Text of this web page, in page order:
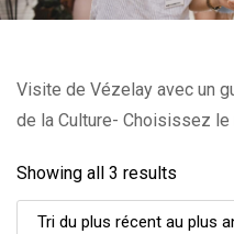
Visite de Vézelay avec un
de la Culture- Choisissez le
Showing all 3 results